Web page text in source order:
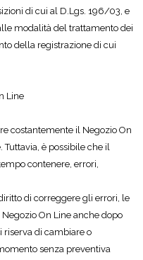
di cui al D.Lgs. 196/03, e
modalità del trattamento dei
della registrazione di cui
Line
costantemente il Negozio On
Tuttavia, è possibile che il
contenere, errori,
di correggere gli errori, le
On Line anche dopo
riserva di cambiare o
senza preventiva